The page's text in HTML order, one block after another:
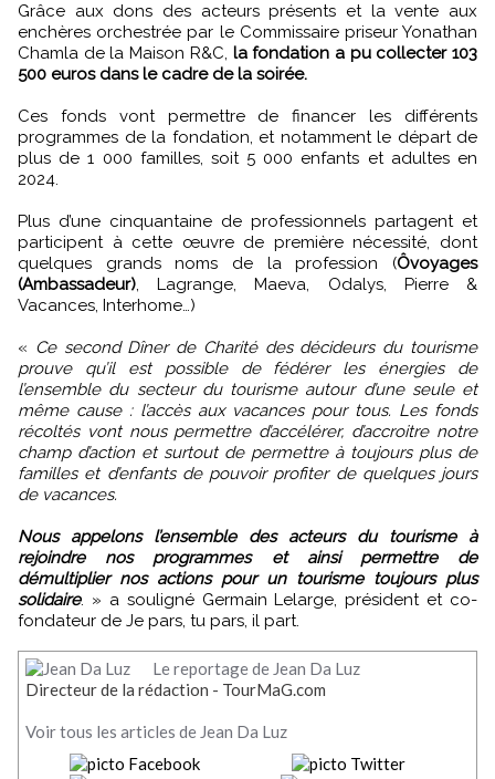
Grâce aux dons des acteurs présents et la vente aux
enchères orchestrée par le Commissaire priseur Yonathan
Chamla de la Maison R&C, la fondation a pu collecter 103
500 euros dans le cadre de la soirée.
Ces fonds vont permettre de financer les différents
programmes de la fondation, et notamment le départ de
plus de 1 000 familles, soit 5 000 enfants et adultes en
2024.
Plus d’une cinquantaine de professionnels partagent et
participent à cette œuvre de première nécessité, dont
quelques grands noms de la profession (Ôvoyages
(Ambassadeur), Lagrange, Maeva, Odalys, Pierre &
Vacances, Interhome…)
« Ce second Dîner de Charité des décideurs du tourisme
prouve qu’il est possible de fédérer les énergies de
l’ensemble du secteur du tourisme autour d’une seule et
même cause : l’accès aux vacances pour tous. Les fonds
récoltés vont nous permettre d’accélérer, d’accroitre notre
champ d’action et surtout de permettre à toujours plus de
familles et d’enfants de pouvoir profiter de quelques jours
de vacances.
Nous appelons l’ensemble des acteurs du tourisme à
rejoindre nos programmes et ainsi permettre de
démultiplier nos actions pour un tourisme toujours plus
solidaire. » a souligné Germain Lelarge, président et co-
fondateur de Je pars, tu pars, il part.
Le reportage de Jean Da Luz
Directeur de la rédaction - TourMaG.com
Voir tous les articles de Jean Da Luz